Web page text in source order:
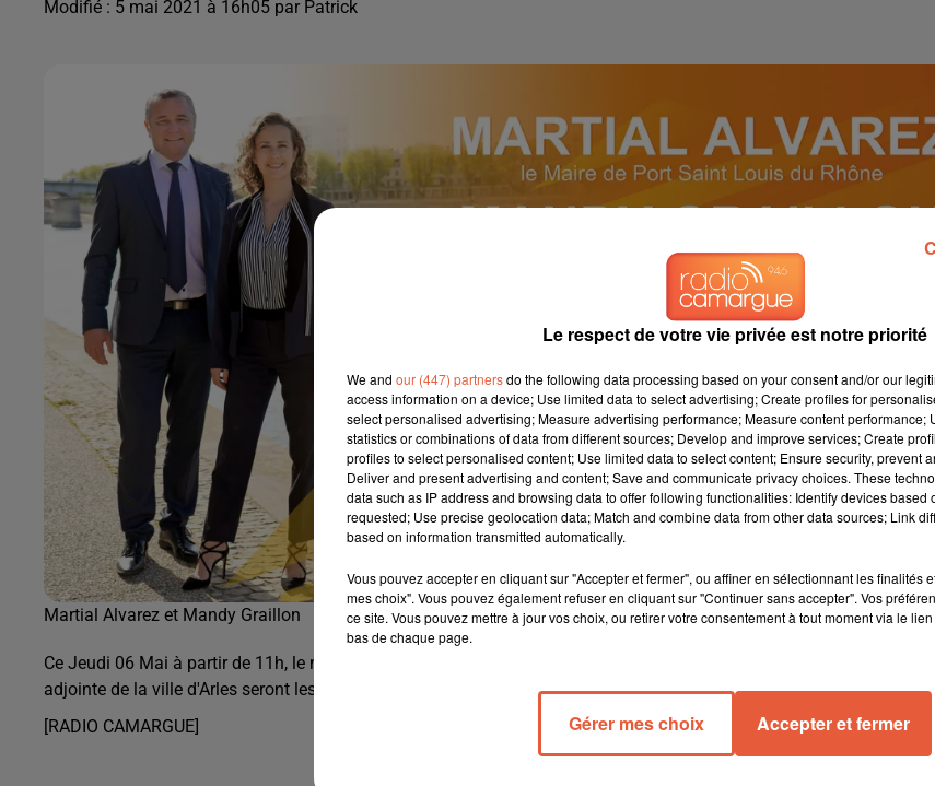
Modifié : 5 mai 2021 à 16h05 par Patrick
Martial Alvarez et Mandy Graillon
Ce Jeudi 06 Mai à partir de 11h, le maire de Port du Saint Louis du Rhône , Martial Alvarez et Mandy Graillon,
adjointe de la ville d'Arles seront les invités de Radio Camargue.
[RADIO CAMARGUE]
Le respect de votre vie privée est notre priorité
We and our (447) partnersdo the following data processing based on your consent and/or our
access information on a device; Use limited data to select advertising; Create profiles for
select personalised advertising; Measure advertising performance; Measure content performance;
statistics or combinations of data from different sources; Develop and improve services; Create
profiles to select personalised content; Use limited data to select content; Ensure security, prevent
Deliver and present advertising and content; Save and communicate privacy choices. These
data such as IP address and browsing data to offer following functionalities: Identify devices based
requested; Use precise geolocation data; Match and combine data from other data sources; Link
based on information transmitted automatically.
Vous pouvez accepter en cliquant sur "Accepter et fermer", ou affiner en sélectionnant les finalités
mes choix". Vous pouvez également refuser en cliquant sur "Continuer sans accepter". Vos
ce site. Vous pouvez mettre à jour vos choix, ou retirer votre consentement à tout moment via le
bas de chaque page.
Gérer mes choix Accepter et fermer